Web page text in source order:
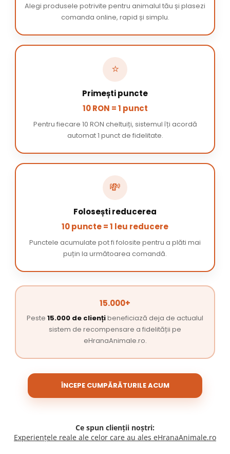
Alegi produsele potrivite pentru animalul tău și plasezi
comanda online, rapid și simplu.
⭐
Primești puncte
10 RON = 1 punct
Pentru fiecare 10 RON cheltuiți, sistemul îți acordă
automat 1 punct de fidelitate.
💸
Folosești reducerea
10 puncte = 1 leu reducere
Punctele acumulate pot fi folosite pentru a plăti mai
puțin la următoarea comandă.
15.000+
Peste 15.000 de cliențibeneficiază deja de actualul
sistem de recompensare a fidelității pe
eHranaAnimale.ro.
ÎNCEPE CUMPĂRĂTURILE ACUM
Ce spun clienții noștri:
Experiențele reale ale celor care au ales eHranaAnimale.ro